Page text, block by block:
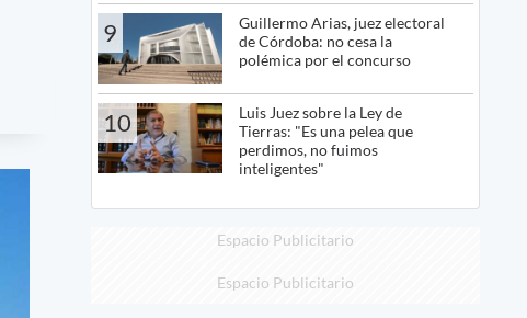
9
Guillermo Arias, juez electoral
de Córdoba: no cesa la
polémica por el concurso
10
Luis Juez sobre la Ley de
Tierras: "Es una pelea que
perdimos, no fuimos
inteligentes"
Espacio Publicitario
Espacio Publicitario